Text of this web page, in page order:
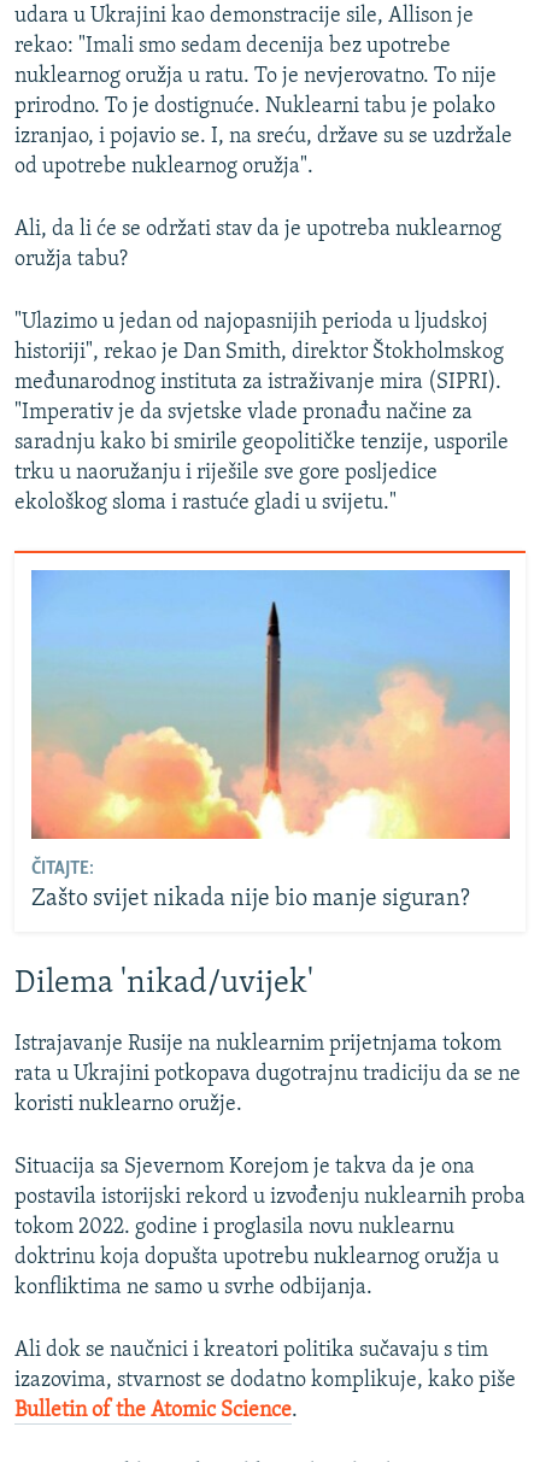
udara u Ukrajini kao demonstracije sile, Allison je
rekao: "Imali smo sedam decenija bez upotrebe
nuklearnog oružja u ratu. To je nevjerovatno. To nije
prirodno. To je dostignuće. Nuklearni tabu je polako
izranjao, i pojavio se. I, na sreću, države su se uzdržale
od upotrebe nuklearnog oružja".
Ali, da li će se održati stav da je upotreba nuklearnog
oružja tabu?
"Ulazimo u jedan od najopasnijih perioda u ljudskoj
historiji", rekao je Dan Smith, direktor Štokholmskog
međunarodnog instituta za istraživanje mira (SIPRI).
"Imperativ je da svjetske vlade pronađu načine za
saradnju kako bi smirile geopolitičke tenzije, usporile
trku u naoružanju i riješile sve gore posljedice
ekološkog sloma i rastuće gladi u svijetu."
ČITAJTE:
Zašto svijet nikada nije bio manje siguran?
Dilema 'nikad/uvijek'
Istrajavanje Rusije na nuklearnim prijetnjama tokom
rata u Ukrajini potkopava dugotrajnu tradiciju da se ne
koristi nuklearno oružje.
Situacija sa Sjevernom Korejom je takva da je ona
postavila istorijski rekord u izvođenju nuklearnih proba
tokom 2022. godine i proglasila novu nuklearnu
doktrinu koja dopušta upotrebu nuklearnog oružja u
konfliktima ne samo u svrhe odbijanja.
Ali dok se naučnici i kreatori politika sučavaju s tim
izazovima, stvarnost se dodatno komplikuje, kako piše
Bulletin of the Atomic Science.